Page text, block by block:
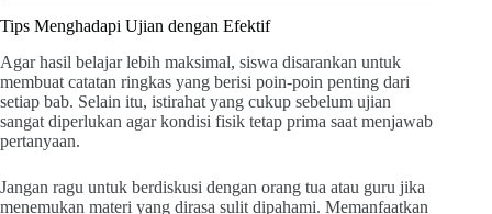
Tips Menghadapi Ujian dengan Efektif
Agar hasil belajar lebih maksimal, siswa disarankan untuk
membuat catatan ringkas yang berisi poin-poin penting dari
setiap bab. Selain itu, istirahat yang cukup sebelum ujian
sangat diperlukan agar kondisi fisik tetap prima saat menjawab
pertanyaan.
Jangan ragu untuk berdiskusi dengan orang tua atau guru jika
menemukan materi yang dirasa sulit dipahami. Memanfaatkan